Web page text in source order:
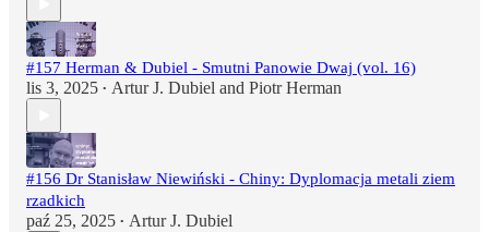
#157 Herman & Dubiel - Smutni Panowie Dwaj (vol. 16)
lis 3, 2025 • Artur J. Dubiel and Piotr Herman
#156 Dr Stanisław Niewiński - Chiny: Dyplomacja metali ziem
rzadkich
paź 25, 2025 • Artur J. Dubiel